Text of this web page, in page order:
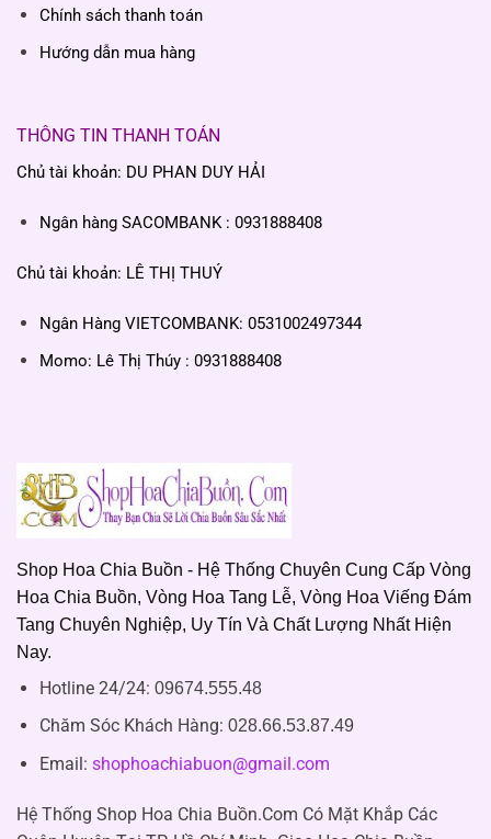
Chính sách thanh toán
Hướng dẫn mua hàng
THÔNG TIN THANH TOÁN
Chủ tài khoản: DU PHAN DUY HẢI
Ngân hàng SACOMBANK : 0931888408
Chủ tài khoản: LÊ THỊ THUÝ
Ngân Hàng VIETCOMBANK: 0531002497344
Momo: Lê Thị Thúy : 0931888408
Shop Hoa Chia Buồn - Hệ Thống Chuyên Cung Cấp Vòng
Hoa Chia Buồn, Vòng Hoa Tang Lễ, Vòng Hoa Viếng Đám
Tang Chuyên Nghiệp, Uy Tín Và Chất Lượng Nhất Hiện
Nay.
Hotline 24/24: 09674.555.48
Chăm Sóc Khách Hàng: 028.66.53.87.49
Email: shophoachiabuon@gmail.com
Hệ Thống Shop Hoa Chia Buồn.Com Có Mặt Khắp Các